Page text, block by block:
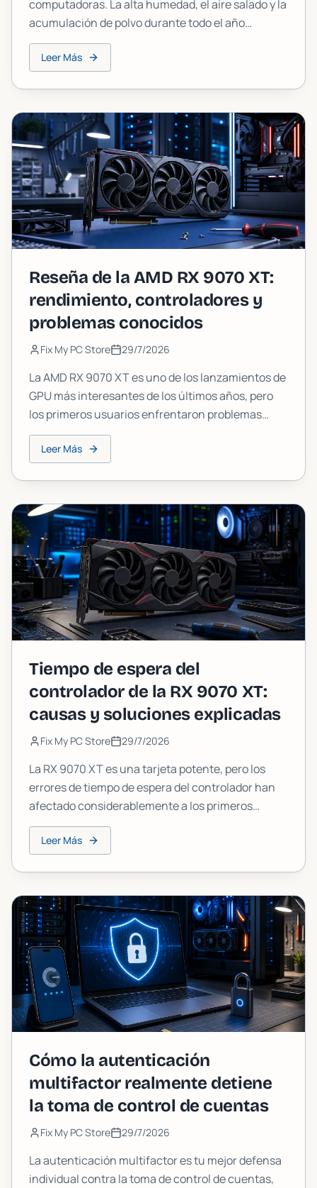
computadoras. La alta humedad, el aire salado y la
acumulación de polvo durante todo el año
provocan sobrecalentamiento, corrosión y fallas
de componentes más rápido de lo que la mayoría
al respecto.
Leer Más
Reseña de la AMD RX 9070 XT:
rendimiento, controladores y
problemas conocidos
Fix My PC Store 29/7/2026
La AMD RX 9070 XT es uno de los lanzamientos de
GPU más interesantes de los últimos años, pero
los primeros usuarios enfrentaron problemas
reales con los controladores. Esto es lo que la
9070XT ofrece realmente en fotogramas, qué
Leer Más
Tiempo de espera del
controlador de la RX 9070 XT:
causas y soluciones explicadas
Fix My PC Store 29/7/2026
La RX 9070 XT es una tarjeta potente, pero los
errores de tiempo de espera del controlador han
afectado considerablemente a los primeros
usuarios. Esta guía explica qué causa el fallo, qué
ha confirmado AMD y qué soluciones prácticas
Leer Más
Cómo la autenticación
multifactor realmente detiene
la toma de control de cuentas
Fix My PC Store 29/7/2026
La autenticación multifactor es tu mejor defensa
individual contra la toma de control de cuentas,